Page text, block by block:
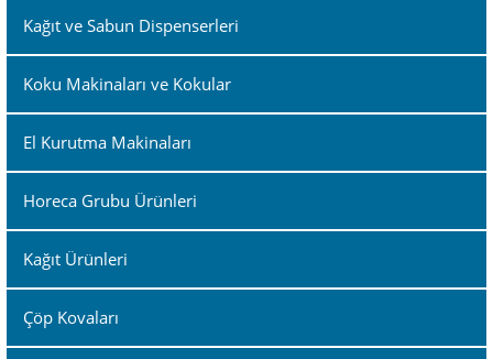
Kağıt ve Sabun Dispenserleri
Koku Makinaları ve Kokular
El Kurutma Makinaları
Horeca Grubu Ürünleri
Kağıt Ürünleri
Çöp Kovaları